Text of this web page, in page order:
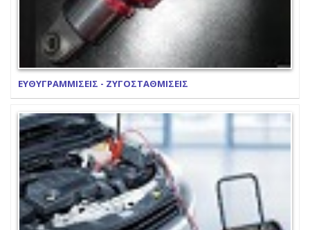
ΕΥΘΥΓΡΑΜΜΙΣΕΙΣ - ΖΥΓΟΣΤΑΘΜΙΣΕΙΣ